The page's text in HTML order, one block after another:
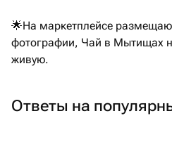
🌟На маркетплейсе
фотографии, Чай в Мытищах
живую.
Ответы на